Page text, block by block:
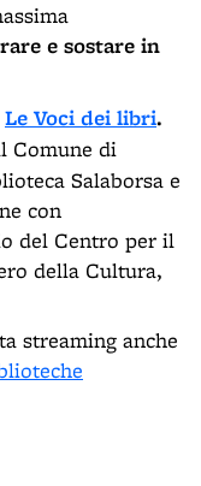
e sostare in
Le Voci dei libri.
Comune di
Salaborsa e
con
del Centro per il
della Cultura,
streaming anche